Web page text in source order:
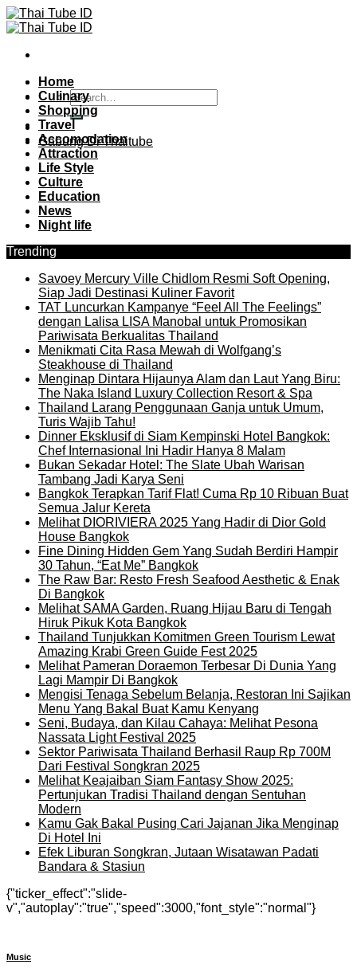
Skip
to
Gabung Di Thaitube
Home
Culinary
Shopping
Travel
Accomodation
Attraction
Life Style
Culture
Education
News
Night life
Trending
Savoey Mercury Ville Chidlom Resmi Soft Opening,
Siap Jadi Destinasi Kuliner Favorit
TAT Luncurkan Kampanye “Feel All The Feelings”
dengan Lalisa LISA Manobal untuk Promosikan
Pariwisata Berkualitas Thailand
Menikmati Cita Rasa Mewah di Wolfgang’s
Steakhouse di Thailand
Menginap Dintara Hijaunya Alam dan Laut Yang Biru:
The Naka Island Luxury Collection Resort & Spa
Thailand Larang Penggunaan Ganja untuk Umum,
Turis Wajib Tahu!
Dinner Eksklusif di Siam Kempinski Hotel Bangkok:
Chef Internasional Ini Hadir Hanya 8 Malam
Bukan Sekadar Hotel: The Slate Ubah Warisan
Tambang Jadi Karya Seni
Bangkok Terapkan Tarif Flat! Cuma Rp 10 Ribuan Buat
Semua Jalur Kereta
Melihat DIORIVIERA 2025 Yang Hadir di Dior Gold
House Bangkok
Fine Dining Hidden Gem Yang Sudah Berdiri Hampir
30 Tahun, “Eat Me” Bangkok
The Raw Bar: Resto Fresh Seafood Aesthetic & Enak
Di Bangkok
Melihat SAMA Garden, Ruang Hijau Baru di Tengah
Hiruk Pikuk Kota Bangkok
Thailand Tunjukkan Komitmen Green Tourism Lewat
Amazing Krabi Green Guide Fest 2025
Melihat Pameran Doraemon Terbesar Di Dunia Yang
Lagi Mampir Di Bangkok
Mengisi Tenaga Sebelum Belanja, Restoran Ini Sajikan
Menu Yang Bakal Buat Kamu Kenyang
Seni, Budaya, dan Kilau Cahaya: Melihat Pesona
Nassata Light Festival 2025
Sektor Pariwisata Thailand Berhasil Raup Rp 700M
Dari Festival Songkran 2025
Melihat Keajaiban Siam Fantasy Show 2025:
Pertunjukan Tradisi Thailand dengan Sentuhan
Modern
Kamu Gak Bakal Pusing Cari Jajanan Jika Menginap
Di Hotel Ini
Efek Liburan Songkran, Jutaan Wisatawan Padati
Bandara & Stasiun
{"ticker_effect":"slide-
v","autoplay":"true","speed":3000,"font_style":"normal"}
Music